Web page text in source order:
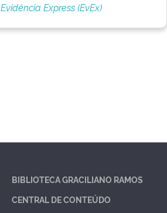
Evidência Express (EvEx)
BIBLIOTECA GRACILIANO RAMOS
CENTRAL DE CONTEÚDO